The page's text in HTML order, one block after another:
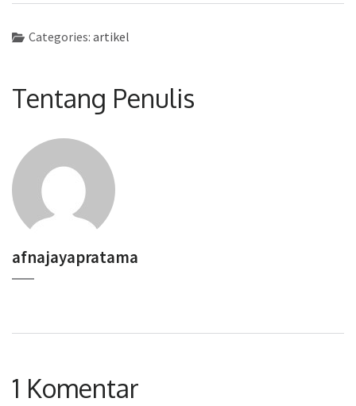
Categories: artikel
Tentang Penulis
afnajayapratama
1 Komentar